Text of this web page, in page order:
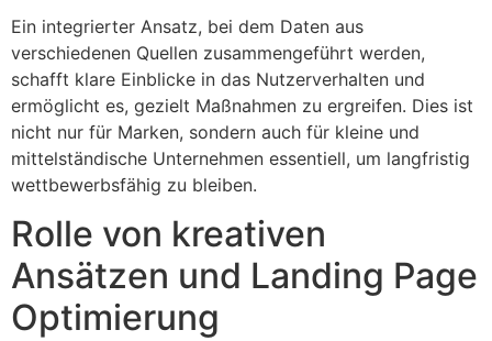
Ein integrierter Ansatz, bei dem Daten aus
verschiedenen Quellen zusammengeführt werden,
schafft klare Einblicke in das Nutzerverhalten und
ermöglicht es, gezielt Maßnahmen zu ergreifen. Dies ist
nicht nur für Marken, sondern auch für kleine und
mittelständische Unternehmen essentiell, um langfristig
wettbewerbsfähig zu bleiben.
Rolle von kreativen
Ansätzen und Landing Page
Optimierung